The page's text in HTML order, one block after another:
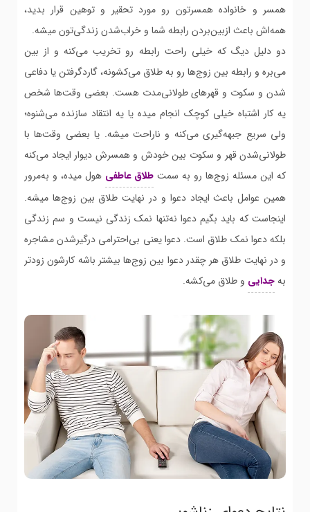
همسر و خانواده همسرتون رو مورد تحقیر و توهین قرار بدید،
همه‌اش باعث ازبین‌بردن رابطه شما و خراب‌شدن زندگی‌تون میشه.
دو دلیل دیگ که خیلی راحت رابطه رو تخریب می‌کنه و از بین
می‌بره و رابطه بین زوج‌ها رو به طلاق می‌کشونه، گاردگرفتن یا دفاعی
شدن و سکوت و قهرهای طولانی‌مدت هست. بعضی وقت‌ها شخص
یه کار اشتباه خیلی کوچک انجام میده یا یه انتقاد سازنده می‌شنوه؛
ولی سریع جبهه‌گیری می‌کنه و ناراحت میشه. یا بعضی وقت‌ها با
طولانی‌شدن قهر و سکوت بین خودش و همسرش دیوار ایجاد می‌کنه
که این مسئله زوج‌ها رو به سمت طلاق عاطفی هول میده، و به‌مرور
همین عوامل باعث ایجاد دعوا و در نهایت طلاق بین زوج‌ها میشه.
اینجاست که باید بگیم دعوا نه‌تنها نمک زندگی نیست و سم زندگی
بلکه دعوا نمک طلاق است. دعوا یعنی بی‌احترامی درگیرشدن مشاجره
و در نهایت طلاق هر چقدر دعوا بین زوج‌ها بیشتر باشه کارشون زودتر
بهجدایی و طلاق می‌کشه.